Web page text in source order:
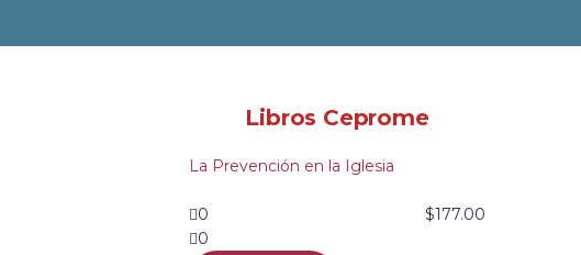
Libros Ceprome
La Prevención en la Iglesia
0
0
$177.00